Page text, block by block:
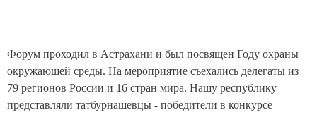
Форум проходил в Астрахани и был посвящен Году охраны
окружающей среды. На мероприятие съехались делегаты из
79 регионов России и 16 стран мира. Нашу республику
представляли татбурнашевцы - победители в конкурсе